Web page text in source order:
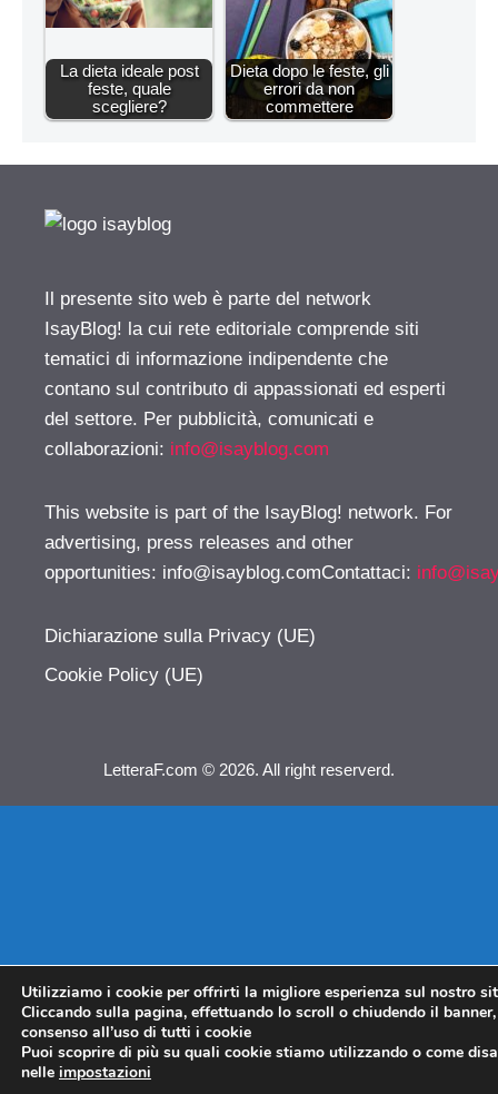
La dieta ideale post
feste, quale
scegliere?
Dieta dopo le feste, gli
errori da non
commettere
Il presente sito web è parte del network
IsayBlog! la cui rete editoriale comprende siti
tematici di informazione indipendente che
contano sul contributo di appassionati ed esperti
del settore. Per pubblicità, comunicati e
collaborazioni: info@isayblog.com
This website is part of the IsayBlog! network. For
advertising, press releases and other
opportunities: info@isayblog.comContattaci:
Dichiarazione sulla Privacy (UE)
Cookie Policy (UE)
LetteraF.com © 2026. All right reserverd.
Utilizziamo i cookie per offrirti la migliore esperienza sul nostro
Cliccando sulla pagina, effettuando lo scroll o chiudendo il
consenso all’uso di tutti i cookie
Puoi scoprire di più su quali cookie stiamo utilizzando o come
nelle impostazioni